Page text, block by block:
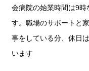
会病院の始業時間は9時
す。職場のサポートと
事をしている分、休日
います